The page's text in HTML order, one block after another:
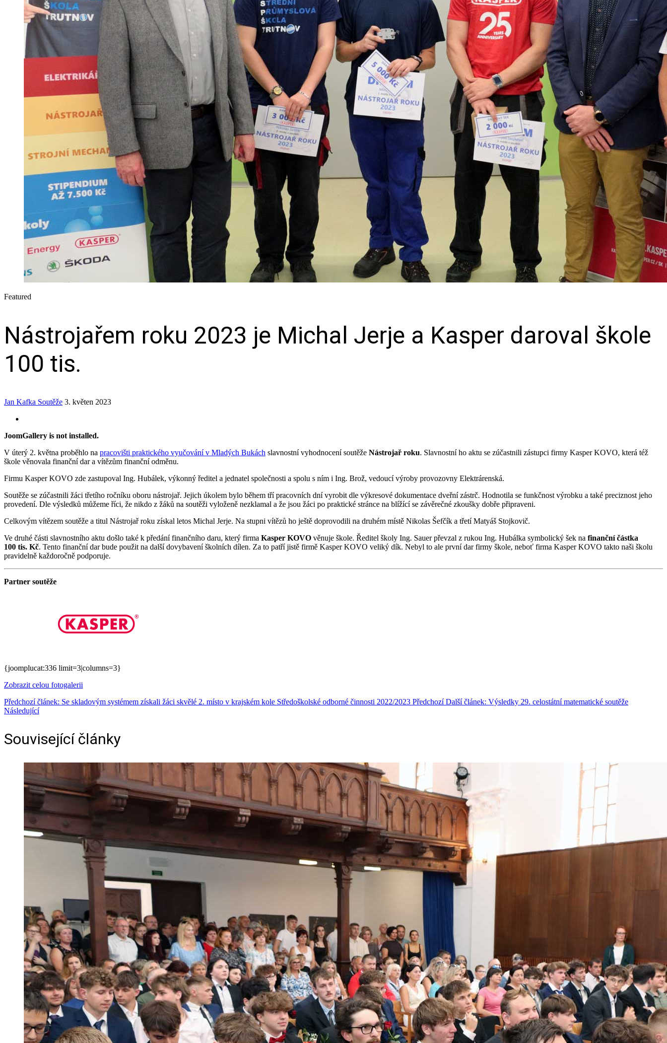
Featured
Nástrojařem roku 2023 je Michal Jerje a Kasper daroval škole
100 tis.
Jan Kafka Soutěže 3. květen 2023
JoomGallery is not installed.
V úterý 2. května proběhlo na pracovišti praktického vyučování v Mladých Bukách slavnostní vyhodnocení soutěže Nástrojař roku. Slavnostní ho aktu se zúčastnili zástupci firmy Kasper KOVO, která též
škole věnovala finanční dar a vítězům finanční odměnu.
Firmu Kasper KOVO zde zastupoval Ing. Hubálek, výkonný ředitel a jednatel společnosti a spolu s ním i Ing. Brož, vedoucí výroby provozovny Elektrárenská.
Soutěže se zúčastnili žáci třetího ročníku oboru nástrojař. Jejich úkolem bylo během tří pracovních dní vyrobit dle výkresové dokumentace dveřní zástrč. Hodnotila se funkčnost výrobku a také preciznost jeho
provedení. Dle výsledků můžeme říci, že nikdo z žáků na soutěži vyloženě nezklamal a že jsou žáci po praktické stránce na blížící se závěrečné zkoušky dobře připraveni.
Celkovým vítězem soutěže a titul Nástrojař roku získal letos Michal Jerje. Na stupni vítězů ho ještě doprovodili na druhém místě Nikolas Šefčík a třetí Matyáš Stojkovič.
Ve druhé části slavnostního aktu došlo také k předání finančního daru, který firma Kasper KOVO věnuje škole. Ředitel školy Ing. Sauer převzal z rukou Ing. Hubálka symbolický šek na finanční částka
100 tis. Kč. Tento finanční dar bude použit na další dovybavení školních dílen. Za to patří jistě firmě Kasper KOVO veliký dík. Nebyl to ale první dar firmy škole, neboť firma Kasper KOVO takto naši školu
pravidelně každoročně podporuje.
Partner soutěže
{joomplucat:336 limit=3|columns=3}
Zobrazit celou fotogalerii
Předchozí článek: Se skladovým systémem získali žáci skvělé 2. místo v krajském kole Středoškolské odborné činnosti 2022/2023 Předchozí Další článek: Výsledky 29. celostátní matematické soutěže
Následující
Související články